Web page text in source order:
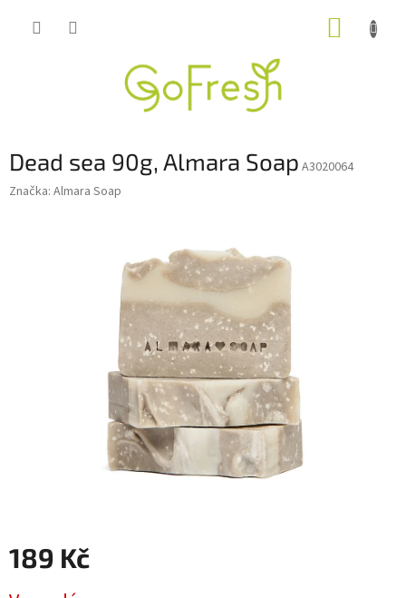
Dead sea 90g, Almara Soap A3020064
Značka: Almara Soap
189 Kč